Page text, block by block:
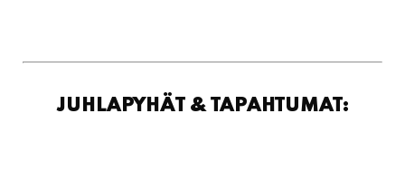
JUHLAPYHÄT & TAPAHTUMAT: